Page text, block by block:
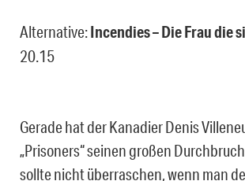
Alternative:Incendies – Die Frau die
20.15
Gerade hat der Kanadier Denis
„Prisoners“ seinen großen
sollte nicht überraschen, wenn man